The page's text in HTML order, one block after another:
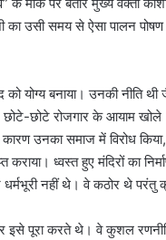
का उसी समय से ऐसा पालन
योग्य बनाया। उनकी नीति
छोटे रोजगार के आयाम
उनका समाज में विरोध
ध्वस्त हुए मंदिरों का
धर्मभूरी नहीं थे। वे कठोर थे
पूरा करते थे। वे कुशल